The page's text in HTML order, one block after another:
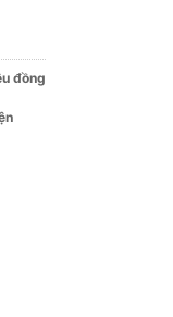
đồng